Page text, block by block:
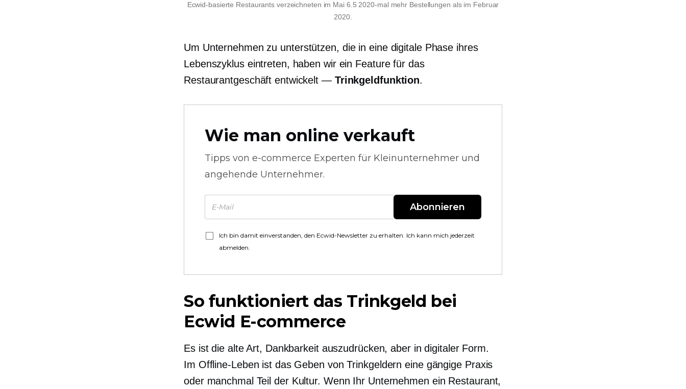
Ecwid-basierte Restaurants verzeichneten im Mai 6.5 2020-mal mehr Bestellungen als im Februar
2020.
Um Unternehmen zu unterstützen, die in eine digitale Phase ihres
Lebenszyklus eintreten, haben wir ein Feature für das
Restaurantgeschäft entwickelt — Trinkgeldfunktion.
Wie man online verkauft
Tipps von e-commerce Experten für Kleinunternehmer und
angehende Unternehmer.
Abonnieren
Ich bin damit einverstanden, den Ecwid-Newsletter zu erhalten. Ich kann mich jederzeit
abmelden.
So funktioniert das Trinkgeld bei
Ecwid E-commerce
Es ist die alte Art, Dankbarkeit auszudrücken, aber in digitaler Form.
Im Offline-Leben ist das Geben von Trinkgeldern eine gängige Praxis
oder manchmal Teil der Kultur. Wenn Ihr Unternehmen ein Restaurant,